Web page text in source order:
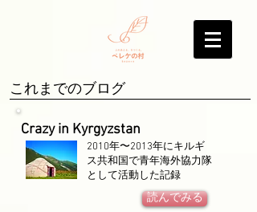
​これまでのブログ
2010年〜2013年に​キルギ
ス共和国で青年海外協力隊
として活動した記録
Crazy in Kyrgyzstan
読んでみる